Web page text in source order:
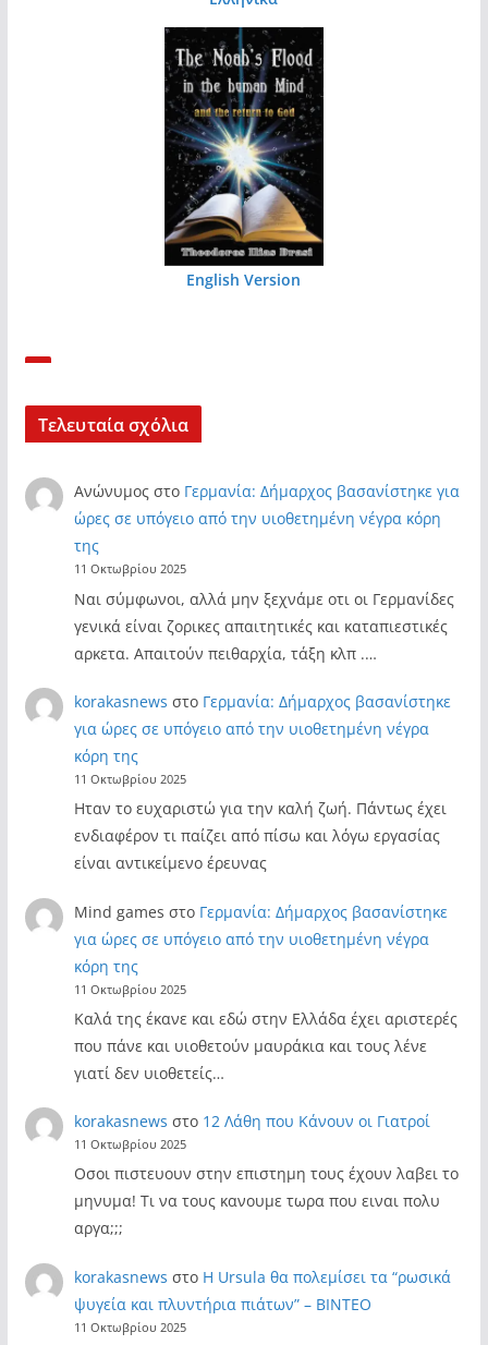
English Version
Τελευταία σχόλια
Ανώνυμος στο Γερμανία: Δήμαρχος βασανίστηκε για
ώρες σε υπόγειο από την υιοθετημένη νέγρα κόρη
της
11 Οκτωβρίου 2025
Ναι σύμφωνοι, αλλά μην ξεχνάμε οτι οι Γερμανίδες
γενικά είναι ζορικες απαιτητικές και καταπιεστικές
αρκετα. Απαιτούν πειθαρχία, τάξη κλπ .…
korakasnews στο Γερμανία: Δήμαρχος βασανίστηκε
για ώρες σε υπόγειο από την υιοθετημένη νέγρα
κόρη της
11 Οκτωβρίου 2025
Ηταν το ευχαριστώ για την καλή ζωή. Πάντως έχει
ενδιαφέρον τι παίζει από πίσω και λόγω εργασίας
είναι αντικείμενο έρευνας
Mind games στο Γερμανία: Δήμαρχος βασανίστηκε
για ώρες σε υπόγειο από την υιοθετημένη νέγρα
κόρη της
11 Οκτωβρίου 2025
Καλά της έκανε και εδώ στην Ελλάδα έχει αριστερές
που πάνε και υιοθετούν μαυράκια και τους λένε
γιατί δεν υιοθετείς…
korakasnews στο 12 Λάθη που Κάνουν οι Γιατροί
11 Οκτωβρίου 2025
Οσοι πιστευουν στην επιστημη τους έχουν λαβει το
μηνυμα! Τι να τους κανουμε τωρα που ειναι πολυ
αργα;;;
korakasnews στο Η Ursula θα πολεμίσει τα “ρωσικά
ψυγεία και πλυντήρια πιάτων” – ΒΙΝΤΕΟ
11 Οκτωβρίου 2025